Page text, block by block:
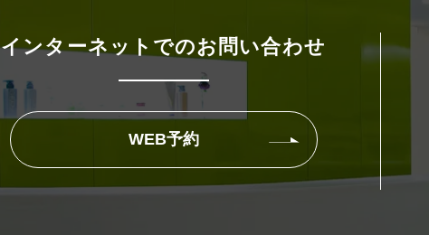
インターネットでのお問い合わせ
WEB予約